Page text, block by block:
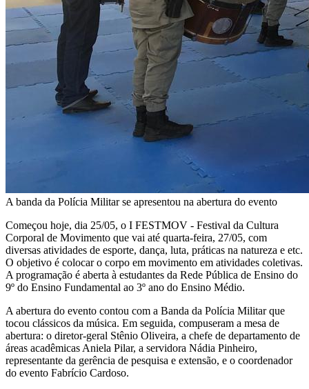
A banda da Polícia Militar se apresentou na abertura do evento
Começou hoje, dia 25/05, o I FESTMOV - Festival da Cultura
Corporal de Movimento que vai até quarta-feira, 27/05, com
diversas atividades de esporte, dança, luta, práticas na natureza e etc.
O objetivo é colocar o corpo em movimento em atividades coletivas.
A programação é aberta à estudantes da Rede Pública de Ensino do
9º do Ensino Fundamental ao 3º ano do Ensino Médio.
A abertura do evento contou com a Banda da Polícia Militar que
tocou clássicos da música. Em seguida, compuseram a mesa de
abertura: o diretor-geral Stênio Oliveira, a chefe de departamento de
áreas acadêmicas Aniela Pilar, a servidora Nádia Pinheiro,
representante da gerência de pesquisa e extensão, e o coordenador
do evento Fabrício Cardoso.